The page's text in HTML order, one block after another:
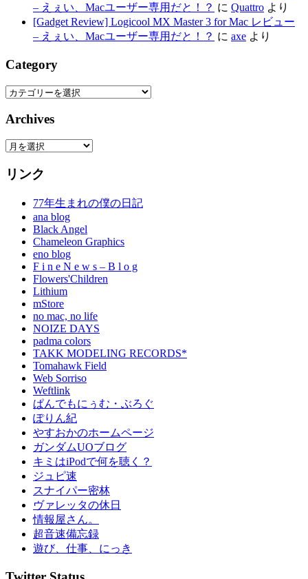
– えぇい、Macユーザー専用だと！？ に Quattro より
[Gadget Review] Logicool MX Master 3 for Mac レビュー
– えぇい、Macユーザー専用だと！？ に axe より
Category
Category
Archives
Archives
リンク
77年生まれの僕の日記
ana blog
Black Angel
Chameleon Graphics
eno blog
F i n e N e w s – B l o g
Flowers'Children
Lithium
mStore
no mac, no life
NOIZE DAYS
padma colors
TAKK MODELING RECORDS*
Tomahawk Field
Web Sorriso
Weftlink
ぱんでもにぅむ・ぶろぐ
ぽりん紀
やすおかのホームページ
ガンダムUOブログ
キミはiPodで何を聴く？
ジュピ速
スナイパー密林
ヴァレッタの休日
情報屋さん。
超音速備忘録
遊び、仕事、にっき